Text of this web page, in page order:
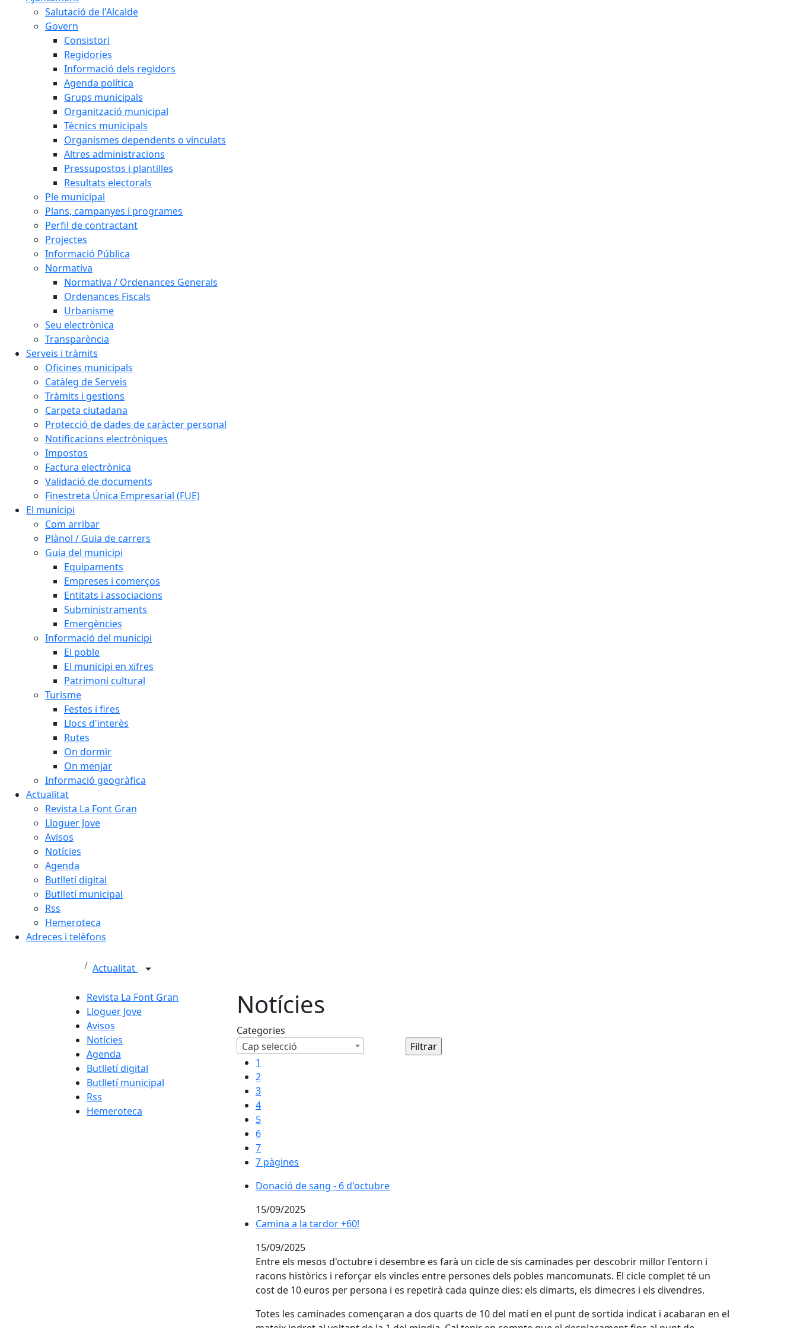
Salutació de l'Alcalde
Govern
Consistori
Regidories
Informació dels regidors
Agenda política
Grups municipals
Organització municipal
Tècnics municipals
Organismes dependents o vinculats
Altres administracions
Pressupostos i plantilles
Resultats electorals
Ple municipal
Plans, campanyes i programes
Perfil de contractant
Projectes
Informació Pública
Normativa
Normativa / Ordenances Generals
Ordenances Fiscals
Urbanisme
Seu electrònica
Transparència
Serveis i tràmits
Oficines municipals
Catàleg de Serveis
Tràmits i gestions
Carpeta ciutadana
Protecció de dades de caràcter personal
Notificacions electròniques
Impostos
Factura electrònica
Validació de documents
Finestreta Única Empresarial (FUE)
El municipi
Com arribar
Plànol / Guia de carrers
Guia del municipi
Equipaments
Empreses i comerços
Entitats i associacions
Subministraments
Emergències
Informació del municipi
El poble
El municipi en xifres
Patrimoni cultural
Turisme
Festes i fires
Llocs d'interès
Rutes
On dormir
On menjar
Informació geogràfica
Actualitat
Revista La Font Gran
Lloguer Jove
Avisos
Notícies
Agenda
Butlletí digital
Butlletí municipal
Rss
Hemeroteca
Adreces i telèfons
Actualitat
Revista La Font Gran
Lloguer Jove
Avisos
Notícies
Agenda
Butlletí digital
Butlletí municipal
Rss
Hemeroteca
Notícies
Categories
Cap selecció
1
2
3
4
5
6
7
7 pàgines
Donació de sang - 6 d'octubre
Donació de sang - 6 d'octubre
15/09/2025
Camina a la tardor +60!
Camina a la tardor +60!
15/09/2025
Entre els mesos d'octubre i desembre es farà un cicle de sis caminades per descobrir millor l'entorn i
racons històrics i reforçar els vincles entre persones dels pobles mancomunats. El cicle complet té un
cost de 10 euros per persona i es repetirà cada quinze dies: els dimarts, els dimecres i els divendres.
Totes les caminades començaran a dos quarts de 10 del matí en el punt de sortida indicat i acabaran en el